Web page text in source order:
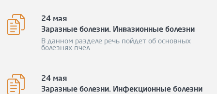
24 мая
Заразные болезни. Инвазионные болезни
В данном разделе речь пойдет об основных
болезнях пчел
24 мая
Заразные болезни. Инфекционные болезни